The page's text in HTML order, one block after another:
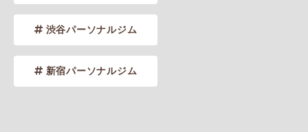
渋谷パーソナルジム
新宿パーソナルジム